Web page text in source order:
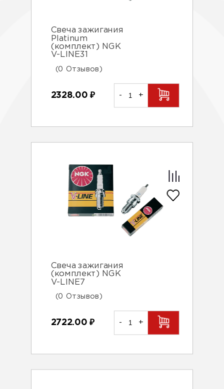
Свеча зажигания
Platinum
(комплект) NGK
V-LINE31
(0 Отзывов)
2328.00₽ - +
Свеча зажигания
(комплект) NGK
V-LINE7
(0 Отзывов)
2722.00₽ - +